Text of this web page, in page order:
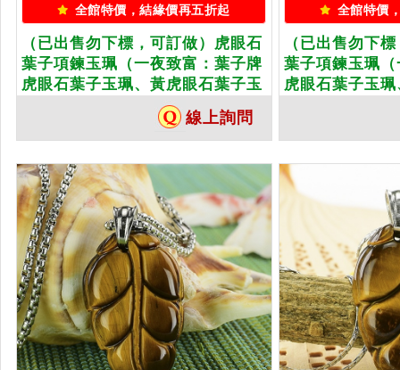
全館特價，結緣價再五折起
（已出售勿下標，可訂做）虎眼石
葉子項鍊玉珮（一夜致富：葉子牌
虎眼石葉子玉珮、黃虎眼石葉子玉
墜）。天然虎眼石黃虎眼石葉子，
LE160。客製化訂做各種虎眼石葉
子吊墜玉珮項鍊。★東方翡翠寶石
保證卡
線上詢問
全館特價
（已出售勿下
葉子項鍊玉珮
虎眼石葉子玉
子吊墜玉珮項
保證卡